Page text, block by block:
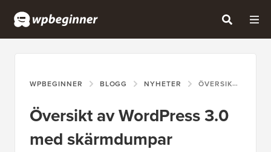
WPBEGINNER BLOGG NYHETER ÖVERSIKT AV WORDPRESS 3.0 MED SKÄRMDUMPAR
Översikt av WordPress 3.0
med skärmdumpar